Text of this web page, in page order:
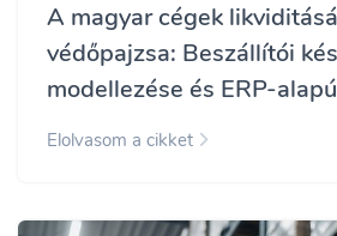
A magyar cégek
védőpajzsa: Beszállítói
modellezése és ERP-
Elolvasom a cikket